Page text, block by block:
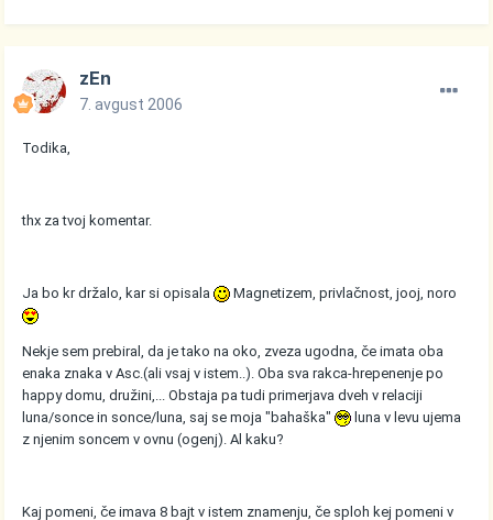
zEn
7. avgust 2006
Todika,
thx za tvoj komentar.
Ja bo kr držalo, kar si opisala Magnetizem, privlačnost, jooj, noro
Nekje sem prebiral, da je tako na oko, zveza ugodna, če imata oba
enaka znaka v Asc.(ali vsaj v istem..). Oba sva rakca-hrepenenje po
happy domu, družini,... Obstaja pa tudi primerjava dveh v relaciji
luna/sonce in sonce/luna, saj se moja "bahaška"
luna v levu ujema
z njenim soncem v ovnu (ogenj). Al kaku?
Kaj pomeni, če imava 8 bajt v istem znamenju, če sploh kej pomeni v